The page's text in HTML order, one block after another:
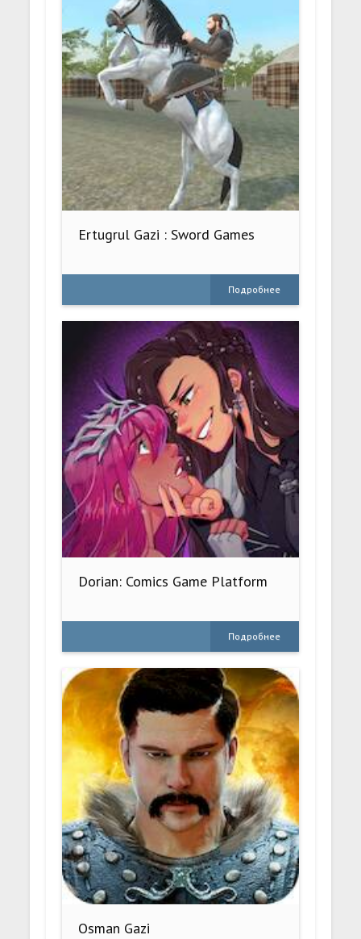
Ertugrul Gazi : Sword Games
Подробнее
Dorian: Comics Game Platform
Подробнее
Osman Gazi